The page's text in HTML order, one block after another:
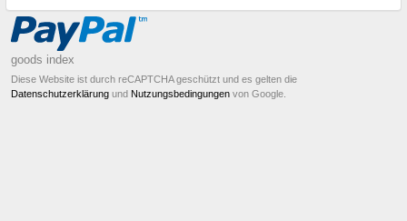
goods index
Diese Website ist durch reCAPTCHA geschützt und es gelten die
Datenschutzerklärung und Nutzungsbedingungen von Google.